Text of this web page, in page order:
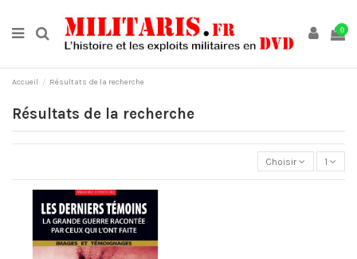
0
Accueil Résultats de la recherche
Résultats de la recherche
Choisir 1